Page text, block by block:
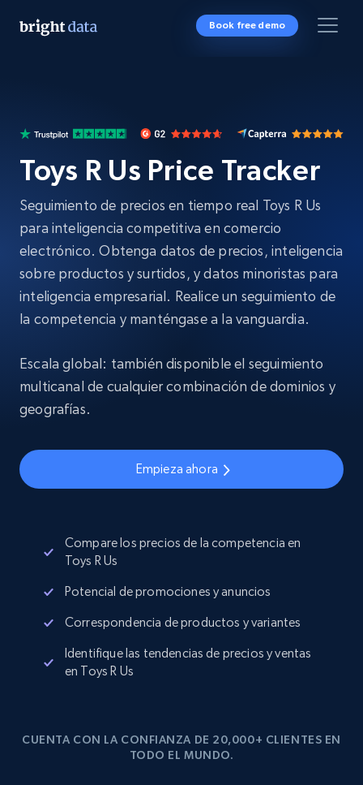
Book free demo
Toys R Us Price Tracker
Seguimiento de precios en tiempo real Toys R Us
para inteligencia competitiva en comercio
electrónico. Obtenga datos de precios, inteligencia
sobre productos y surtidos, y datos minoristas para
inteligencia empresarial. Realice un seguimiento de
la competencia y manténgase a la vanguardia.
Escala global: también disponible el seguimiento
multicanal de cualquier combinación de dominios y
geografías.
Empieza ahora
Compare los precios de la competencia en
Toys R Us
Potencial de promociones y anuncios
Correspondencia de productos y variantes
Identifique las tendencias de precios y ventas
en Toys R Us
CUENTA CON LA CONFIANZA DE 20,000+ CLIENTES EN
TODO EL MUNDO.